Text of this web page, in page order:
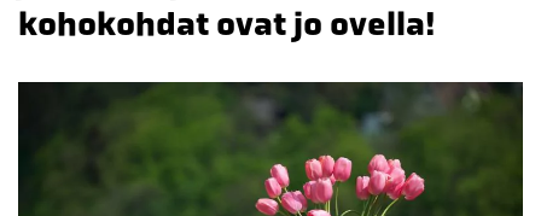
kohokohdat ovat jo ovella!